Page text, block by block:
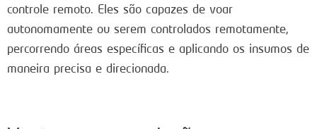
controle remoto. Eles são capazes de voar
autonomamente ou serem controlados remotamente,
percorrendo áreas específicas e aplicando os insumos de
maneira precisa e direcionada.